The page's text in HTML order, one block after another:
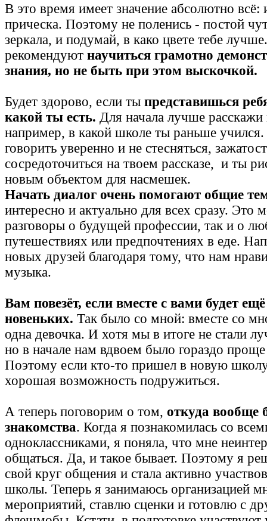
В это время имеет значение абсолютно всё:
прическа. Поэтому не поленись - постой
зеркала, и подумай, в како цвете тебе
рекомендуют научиться грамотно
знания, но не быть при этом выскочкой.
Будет здорово, если ты представишься
какой ты есть. Для начала лучше расскажи
например, в какой школе ты раньше учился.
говорить уверенно и не стесняться,
сосредоточиться на твоем рассказе, и ты
новым объектом для насмешек.
Начать диалог очень помогают общие
интересно и актуально для всех сразу. Это
разговоры о будущей профессии, так и о
путешествиях или предпочтениях в еде.
новых друзей благодаря тому, что нам
музыка.
Вам повезёт, если вместе с вами будет
новеньких. Так было со мной: вместе со
одна девочка. И хотя мы в итоге не стали
но в начале нам вдвоем было гораздо
Поэтому если кто-то пришел в новую
хорошая возможность подружиться.
А теперь поговорим о том, откуда вообще
знакомства. Когда я познакомилась со
одноклассниками, я поняла, что мне
общаться. Да, и такое бывает. Поэтому я
свой круг общения и стала активно
школы. Теперь я занимаюсь организацией
мероприятий, ставлю сценки и готовлю с